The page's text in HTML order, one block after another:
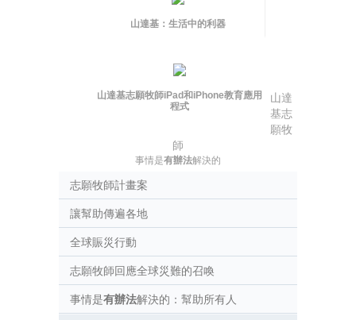
山達基：生活中的利器
山達基志願牧師iPad和iPhone教育應用
程式
山達
基志
願牧
師
事情是有辦法解決的
志願牧師計畫案
讓幫助傳遍各地
全球賑災行動
志願牧師回應全球災難的召喚
事情是有辦法解決的：幫助所有人